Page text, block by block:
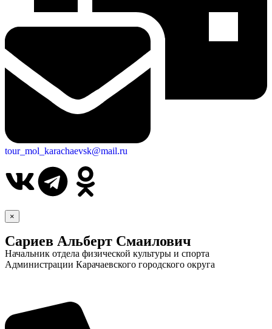
tour_mol_karachaevsk@mail.ru
×
Сариев Альберт Смаилович
Начальник отдела физической культуры и спорта
Администрации Карачаевского городского округа